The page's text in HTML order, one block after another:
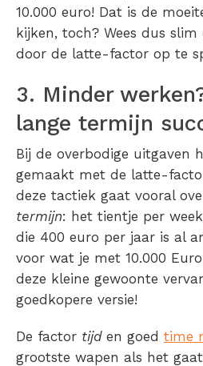
10.000 euro! Dat is de
kijken, toch? Wees dus
door de latte-factor op te
3. Minder
lange termijn
Bij de overbodige uitgaven
gemaakt met de latte-
deze tactiek gaat vooral
termijn: het tientje per
die 400 euro per jaar is al
voor wat je met 10.000
deze kleine gewoonte
goedkopere versie!
De factor tijden goed time
grootste wapen als het